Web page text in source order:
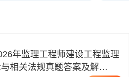
相关法规真题答案及解